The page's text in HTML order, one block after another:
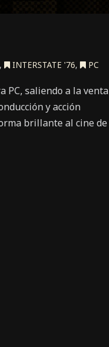
, INTERSTATE '76, PC
PC, saliendo a la venta
y acción
brillante al cine de